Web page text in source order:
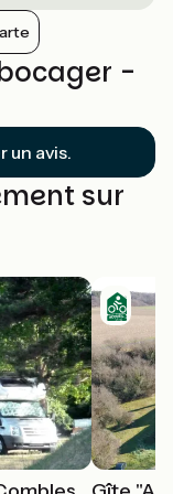
bocager -
un avis.
sur